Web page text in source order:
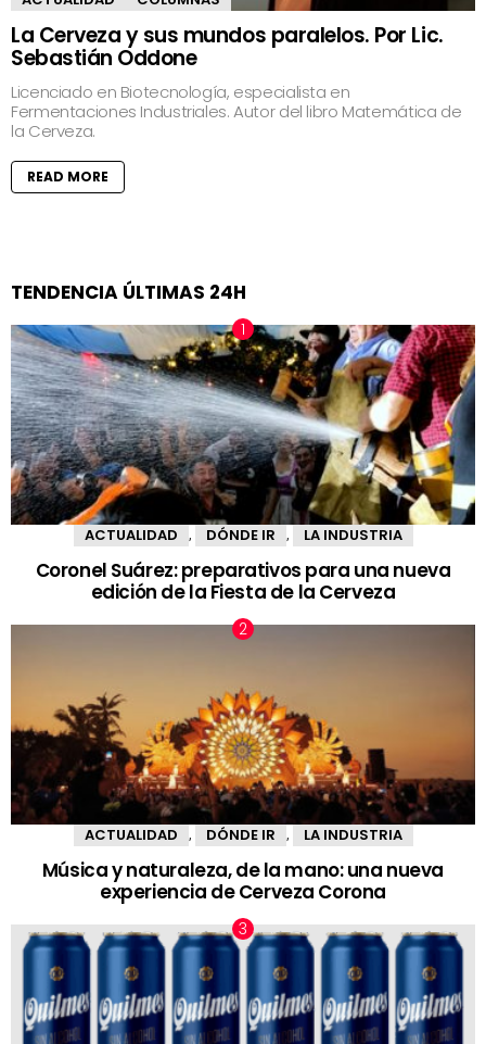
La Cerveza y sus mundos paralelos. Por Lic.
Sebastián Oddone
Licenciado en Biotecnología, especialista en
Fermentaciones Industriales. Autor del libro Matemática de
la Cerveza.
READ MORE
TENDENCIA ÚLTIMAS 24H
ACTUALIDAD DÓNDE IR LA INDUSTRIA
Coronel Suárez: preparativos para una nueva
edición de la Fiesta de la Cerveza
ACTUALIDAD , DÓNDE IR , LA INDUSTRIA
Música y naturaleza, de la mano: una nueva
experiencia de Cerveza Corona